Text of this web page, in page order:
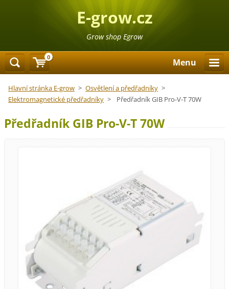
E-grow.cz
Grow shop Egrow
Menu
Hlavní stránka E-grow > Osvětlení a předřadníky >
Elektromagnetické předřadníky > Předřadník GIB Pro-V-T 70W
Předřadník GIB Pro-V-T 70W
0